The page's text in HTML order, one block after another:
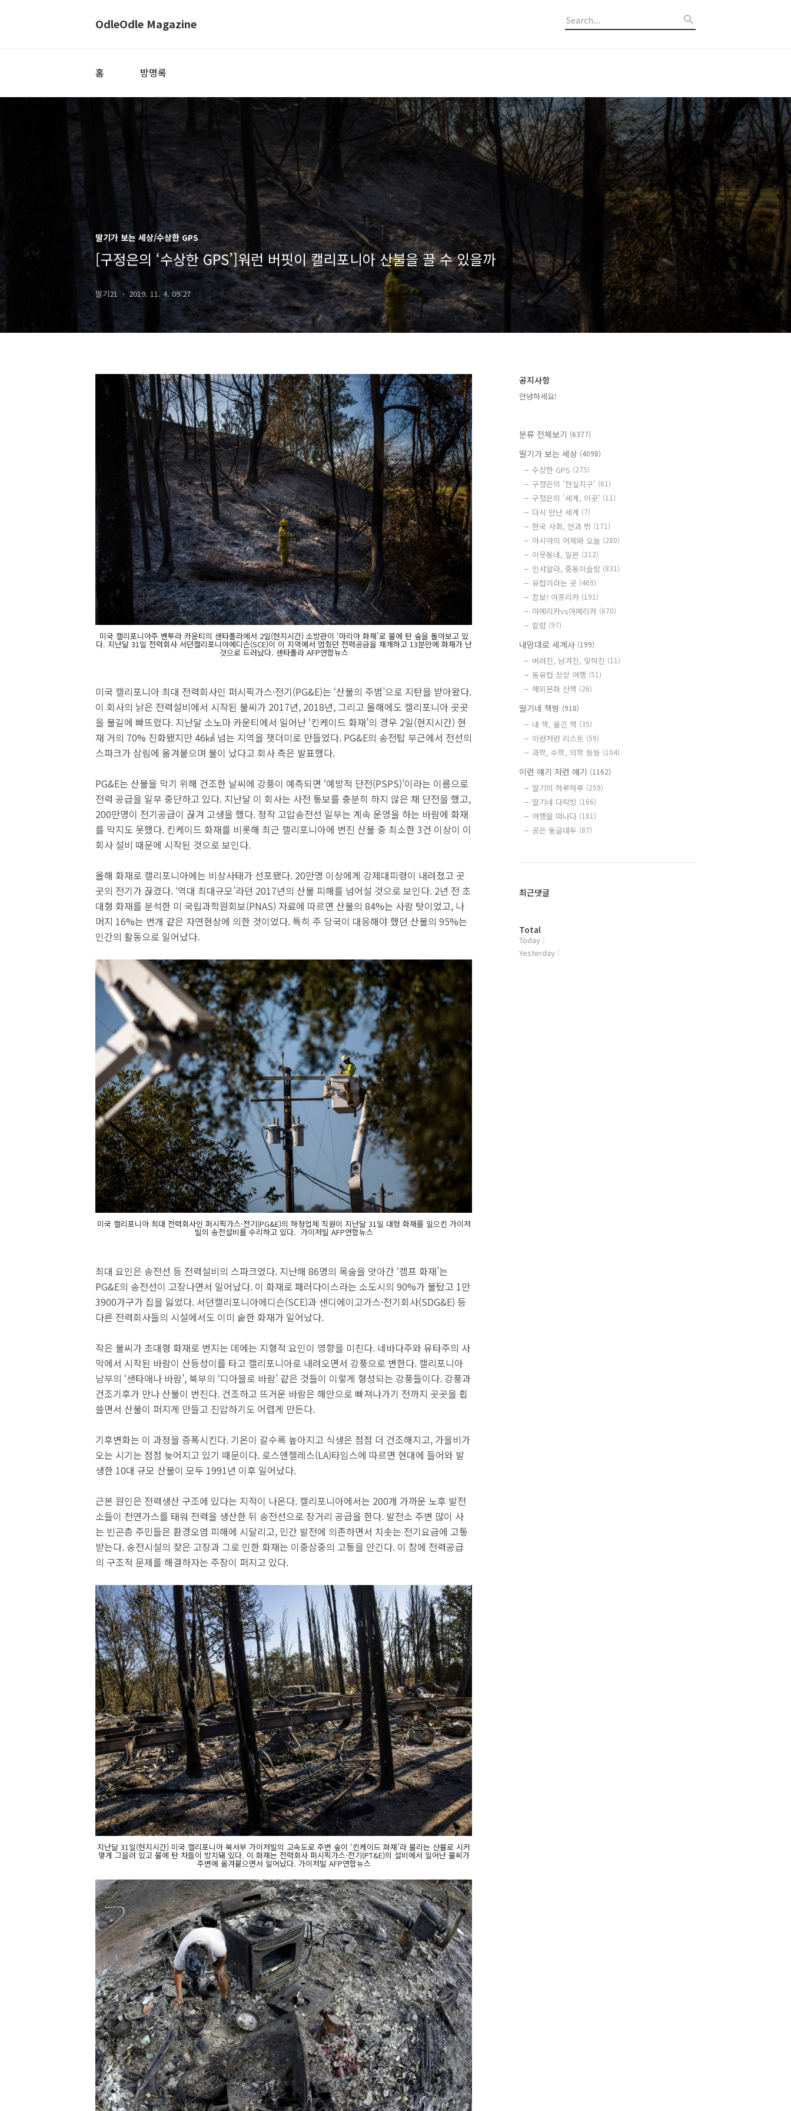
OdleOdle Magazine
홈 방명록
딸기가 보는 세상/수상한 GPS
[구정은의 ‘수상한 GPS’]워런 버핏이 캘리포니아 산불을 끌 수 있을까
딸기21 2019. 11. 4. 09:27
미국 캘리포니아주 벤투라 카운티의 샌타폴라에서 2일(현지시간) 소방관이 ‘마리아 화재’로 불에 탄 숲을 돌아보고 있
다. 지난달 31일 전력회사 서던캘리포니아에디슨(SCE)이 이 지역에서 멈췄던 전력공급을 재개하고 13분만에 화재가 난
것으로 드러났다. 샌타폴라 AFP연합뉴스
미국 캘리포니아 최대 전력회사인 퍼시픽가스·전기(PG&E)는 ‘산불의 주범’으로 지탄을 받아왔다.
이 회사의 낡은 전력설비에서 시작된 불씨가 2017년, 2018년, 그리고 올해에도 캘리포니아 곳곳
을 불길에 빠뜨렸다. 지난달 소노마 카운티에서 일어난 ‘킨케이드 화재’의 경우 2일(현지시간) 현
재 거의 70% 진화됐지만 46㎢ 넘는 지역을 잿더미로 만들었다. PG&E의 송전탑 부근에서 전선의
스파크가 삼림에 옮겨붙으며 불이 났다고 회사 측은 발표했다.
PG&E는 산불을 막기 위해 건조한 날씨에 강풍이 예측되면 ‘예방적 단전(PSPS)’이라는 이름으로
전력 공급을 일부 중단하고 있다. 지난달 이 회사는 사전 통보를 충분히 하지 않은 채 단전을 했고,
200만명이 전기공급이 끊겨 고생을 했다. 정작 고압송전선 일부는 계속 운영을 하는 바람에 화재
를 막지도 못했다. 킨케이드 화재를 비롯해 최근 캘리포니아에 번진 산불 중 최소한 3건 이상이 이
회사 설비 때문에 시작된 것으로 보인다.
올해 화재로 캘리포니아에는 비상사태가 선포됐다. 20만명 이상에게 강제대피령이 내려졌고 곳
곳의 전기가 끊겼다. ‘역대 최대규모’라던 2017년의 산불 피해를 넘어설 것으로 보인다. 2년 전 초
대형 화재를 분석한 미 국립과학원회보(PNAS) 자료에 따르면 산불의 84%는 사람 탓이었고, 나
머지 16%는 번개 같은 자연현상에 의한 것이었다. 특히 주 당국이 대응해야 했던 산불의 95%는
인간의 활동으로 일어났다.
미국 캘리포니아 최대 전력회사인 퍼시픽가스·전기(PG&E)의 하청업체 직원이 지난달 31일 대형 화재를 일으킨 가이저
빌의 송전설비를 수리하고 있다. 가이저빌 AFP연합뉴스
최대 요인은 송전선 등 전력설비의 스파크였다. 지난해 86명의 목숨을 앗아간 ‘캠프 화재’는
PG&E의 송전선이 고장나면서 일어났다. 이 화재로 패러다이스라는 소도시의 90%가 불탔고 1만
3900가구가 집을 잃었다. 서던캘리포니아에디슨(SCE)과 샌디에이고가스·전기회사(SDG&E) 등
다른 전력회사들의 시설에서도 이미 숱한 화재가 일어났다.
작은 불씨가 초대형 화재로 번지는 데에는 지형적 요인이 영향을 미친다. 네바다주와 유타주의 사
막에서 시작된 바람이 산등성이를 타고 캘리포니아로 내려오면서 강풍으로 변한다. 캘리포니아
남부의 ‘샌타애나 바람’, 북부의 ‘디아블로 바람’ 같은 것들이 이렇게 형성되는 강풍들이다. 강풍과
건조기후가 만나 산불이 번진다. 건조하고 뜨거운 바람은 해안으로 빠져나가기 전까지 곳곳을 휩
쓸면서 산불이 퍼지게 만들고 진압하기도 어렵게 만든다.
기후변화는 이 과정을 증폭시킨다. 기온이 갈수록 높아지고 식생은 점점 더 건조해지고, 가을비가
오는 시기는 점점 늦어지고 있기 때문이다. 로스앤젤레스(LA)타임스에 따르면 현대에 들어와 발
생한 10대 규모 산불이 모두 1991년 이후 일어났다.
근본 원인은 전력생산 구조에 있다는 지적이 나온다. 캘리포니아에서는 200개 가까운 노후 발전
소들이 천연가스를 태워 전력을 생산한 뒤 송전선으로 장거리 공급을 한다. 발전소 주변 많이 사
는 빈곤층 주민들은 환경오염 피해에 시달리고, 민간 발전에 의존하면서 치솟는 전기요금에 고통
받는다. 송전시설의 잦은 고장과 그로 인한 화재는 이중삼중의 고통을 안긴다. 이 참에 전력공급
의 구조적 문제를 해결하자는 주장이 퍼지고 있다.
지난달 31일(현지시간) 미국 캘리포니아 북서부 가이저빌의 고속도로 주변 숲이 ‘킨케이드 화재’라 불리는 산불로 시커
멓게 그을려 있고 불에 탄 차들이 방치돼 있다. 이 화재는 전력회사 퍼시픽가스·전기(PT&E)의 설비에서 일어난 불씨가
주변에 옮겨붙으면서 일어났다. 가이저빌 AFP연합뉴스
공지사항
안녕하세요!
분류 전체보기 (6377)
딸기가 보는 세상 (4098)
수상한 GPS (275)
구정은의 '현실지구' (61)
구정은의 '세계, 이곳' (11)
다시 만난 세계 (7)
한국 사회, 안과 밖 (171)
아시아의 어제와 오늘 (280)
이웃동네, 일본 (212)
인샤알라, 중동이슬람 (831)
유럽이라는 곳 (469)
잠보! 아프리카 (191)
아메리카vs아메리카 (670)
칼럼 (97)
내맘대로 세계사 (199)
버려진, 남겨진, 잊혀진 (11)
동유럽 상상 여행 (51)
해외문화 산책 (26)
딸기네 책방 (918)
내 책, 옮긴 책 (35)
이런저런 리스트 (59)
과학, 수학, 의학 등등 (104)
이런 얘기 저런 얘기 (1162)
딸기의 하루하루 (259)
딸기네 다락방 (166)
여행을 떠나다 (181)
공은 둥글대두 (87)
최근댓글
방
문
자
Total
Today :
Yesterday :